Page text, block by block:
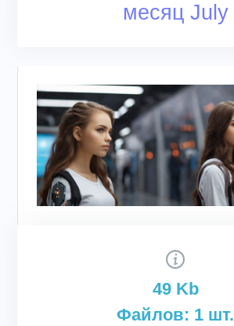
месяц July
49 Kb
Файлов: 1 шт.